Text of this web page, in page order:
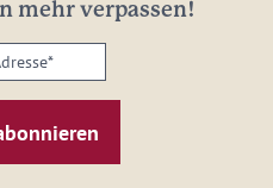
mehr verpassen!